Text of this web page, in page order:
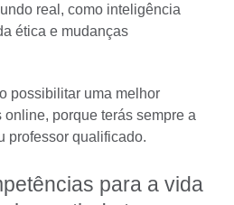
real, como inteligência
ética e mudanças
possibilitar uma melhor
porque terás sempre a
professor qualificado.
para a vida